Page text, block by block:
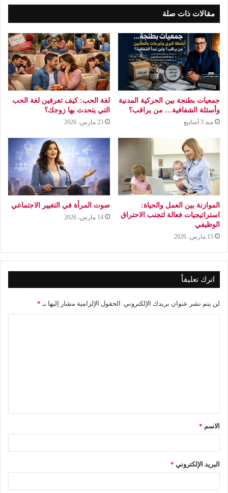
مقالات ذات صلة
جمعيات بطنجة بين الحركية المدنية
وأسئلة الشفافية… من يراقب؟
منذ 3 أسابيع
لغة الحب: كيف تعرفين لغة الحب
التي يتحدث بها زوجك؟
23 مارس، 2026
الموازنة بين العمل والحياة:
استراتيجيات فعالة لتجنب الاحتراق
الوظيفي
15 مارس، 2026
صوت المرأة في التغيير الاجتماعي
14 مارس، 2026
اترك تعليقاً
لن يتم نشر عنوان بريدك الإلكتروني. الحقول الإلزامية مشار إليها بـ *
ق
*
الاسم *
البريد الإلكتروني *